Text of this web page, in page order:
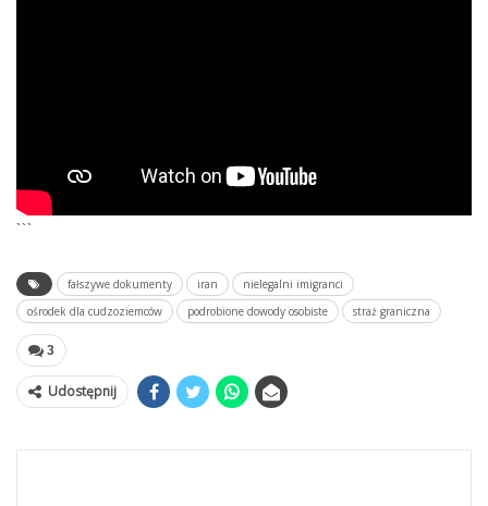
```
fałszywe dokumenty iran
nielegalni imigranci
ośrodek dla cudzoziemców
podrobione dowody osobiste straż graniczna
3
Udostępnij